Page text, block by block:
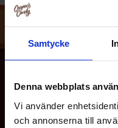
Samtycke
Denna webbplats
Vi använder
och annonserna till